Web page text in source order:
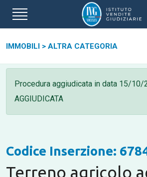
IMMOBILI > ALTRA CATEGORIA
Procedura aggiudicata in data 15/10/
AGGIUDICATA
Codice Inserzione:
Terreno agricolo